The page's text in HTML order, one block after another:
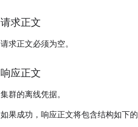
请求正文
请求正文必须为空。
响应正文
集群的离线凭据。
如果成功，响应正文将包含结构如下的